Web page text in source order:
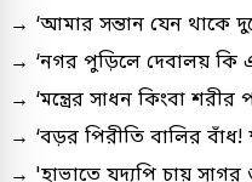
→ ‘আমার সন্তান যেন থাকে
→ ‘নগর পুড়িলে দেবালয় কি
→ ‘মন্ত্রের সাধন কিংবা শরীর
→ ‘বড়র পিরীতি বালির বাঁধ!
→ 'হাভাতে যদ্যপি চায় সাগর